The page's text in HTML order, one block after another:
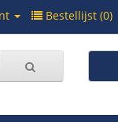
Bestellijst (0)